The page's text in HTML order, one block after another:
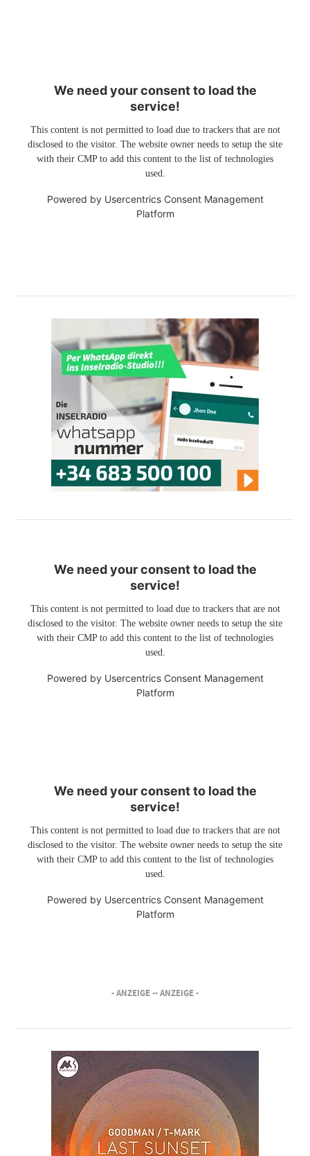
We need your consent to load the
service!
This content is not permitted to load due to trackers that are not
disclosed to the visitor. The website owner needs to setup the site
with their CMP to add this content to the list of technologies
used.
Powered by Usercentrics Consent Management
Platform
We need your consent to load the
service!
This content is not permitted to load due to trackers that are not
disclosed to the visitor. The website owner needs to setup the site
with their CMP to add this content to the list of technologies
used.
Powered by Usercentrics Consent Management
Platform
We need your consent to load the
service!
This content is not permitted to load due to trackers that are not
disclosed to the visitor. The website owner needs to setup the site
with their CMP to add this content to the list of technologies
used.
Powered by Usercentrics Consent Management
Platform
- ANZEIGE -- ANZEIGE -